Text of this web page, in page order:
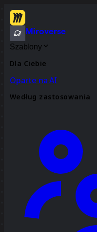
Miroverse
Szablony
Dla Ciebie
Oparte na AI
Według zastosowania